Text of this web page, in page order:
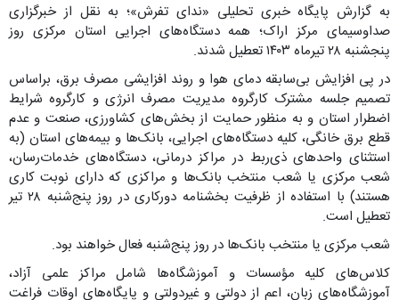
به گزارش پایگاه خبری تحلیلی «ندای تفرش»؛ به نقل از خبرگزاری
صداوسیمای مرکز اراک؛ همه دستگاه‌های اجرایی استان مرکزی روز
پنجشنبه ۲۸ تیرماه ۱۴۰۳ تعطیل شدند.
در پی افزایش بی‌سابقه دمای هوا و روند افزایشی مصرف برق، براساس
تصمیم جلسه مشترک کارگروه مدیریت مصرف انرژی و کارگروه شرایط
اضطرار استان و به منظور حمایت از بخش‌های کشاورزی، صنعت و عدم
قطع برق خانگی، کلیه دستگاه‌های اجرایی، بانک‌ها و بیمه‌های استان (به
استثنای واحد‌های ذی‌ربط در مراکز درمانی، دستگاه‌های خدمات‌رسان،
شعب مرکزی یا شعب منتخب بانک‌ها و مراکزی که دارای نوبت کاری
هستند) با استفاده از ظرفیت بخشنامه دورکاری در روز پنج‌شنبه ۲۸ تیر
تعطیل است.
شعب مرکزی یا منتخب بانک‌ها در روز پنج‌شنبه فعال خواهند بود.
کلاس‌های کلیه مؤسسات و آموزشگاه‌ها شامل مراکز علمی آزاد،
آموزشگاه‌های زبان، اعم از دولتی و غیر‌دولتی و پایگاه‌های اوقات فراغت